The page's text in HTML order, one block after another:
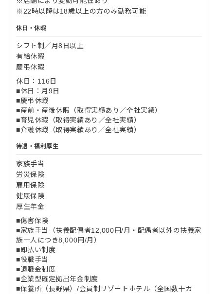
※22時以降は18歳以上の方のみ勤務可能
休日・休暇
シフト制／月8日以上
有給休暇
慶弔休暇
休日：116日
■休日：月9日
■慶弔休暇
■産前・産後休暇（取得実績あり／全社実績）
■育児休暇（取得実績あり／全社実績）
■介護休暇（取得実績あり／全社実績）
待遇・福利厚生
家族手当
労災保険
雇用保険
健康保険
厚生年金
■傷害保険
■家族手当（扶養配偶者12,000円/月・配偶者以外の扶養家
族一人につき8,000円/月）
■即払い制度
■役職手当
■退職金制度
■企業型確定拠出年金制度
■保養所（長野県）/会員制リゾートホテル（全国数十カ